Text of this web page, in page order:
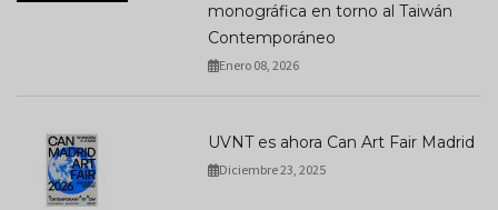
monográfica en torno al Taiwán
Contemporáneo
Enero 08, 2026
UVNT es ahora Can Art Fair Madrid
Diciembre 23, 2025